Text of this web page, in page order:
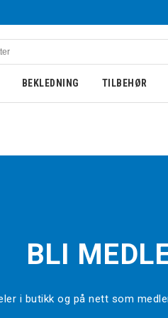
BEKLEDNING TILBEHØR
BLI
i butikk og på nett som